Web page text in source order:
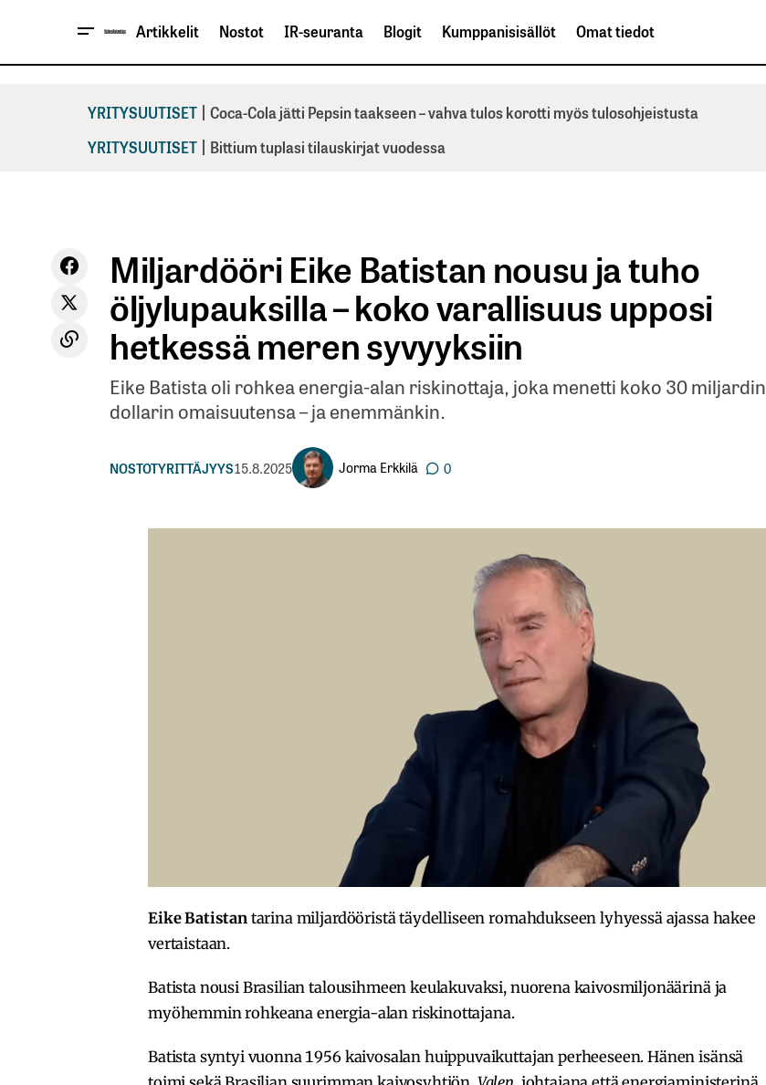
Artikkelit Nostot IR-seuranta Blogit Kumppanisisällöt Omat tiedot
YRITYSUUTISET | Coca-Cola jätti Pepsin taakseen – vahva tulos korotti myös tulosohjeistusta
YRITYSUUTISET | Bittium tuplasi tilauskirjat vuodessa
Miljardööri Eike Batistan nousu ja tuho
öljylupauksilla – koko varallisuus upposi
hetkessä meren syvyyksiin
Eike Batista oli rohkea energia-alan riskinottaja, joka menetti koko 30 miljardin
dollarin omaisuutensa – ja enemmänkin.
NOSTOTYRITTÄJYYS15.8.2025 Jorma Erkkilä 0
Eike Batistan tarina miljardööristä täydelliseen romahdukseen lyhyessä ajassa hakee
vertaistaan.
Batista nousi Brasilian talousihmeen keulakuvaksi, nuorena kaivosmiljonäärinä ja
myöhemmin rohkeana energia-alan riskinottajana.
Batista syntyi vuonna 1956 kaivosalan huippuvaikuttajan perheeseen. Hänen isänsä